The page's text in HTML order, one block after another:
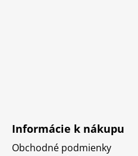
Informácie k nákupu
Obchodné podmienky